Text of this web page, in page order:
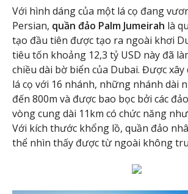
Với hình dáng của một lá cọ đang
Persian, quần đảo Palm Jumeirah là
tạo đầu tiên được tạo ra ngoài khơi
tiêu tốn khoảng 12,3 tỷ USD này đã
chiều dài bờ biển của Dubai. Được
lá cọ với 16 nhánh, những nhánh dài
đến 800m và được bao bọc bởi các
vòng cung dài 11km có chức năng
Với kích thước khổng lồ, quần đảo
thể nhìn thấy được từ ngoài không